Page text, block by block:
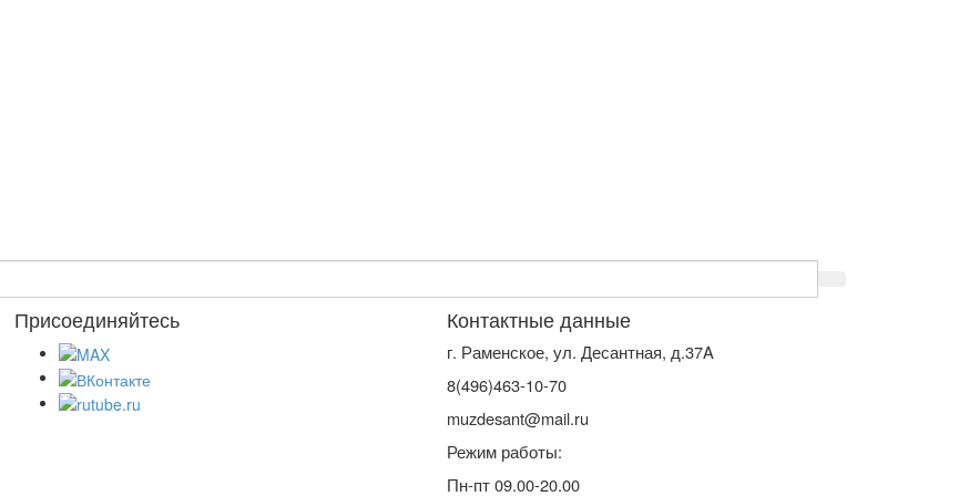
Присоединяйтесь Контактные данные
г. Раменское, ул. Десантная, д.37A
8(496)463-10-70
muzdesant@mail.ru
Режим работы:
Пн-пт 09.00-20.00